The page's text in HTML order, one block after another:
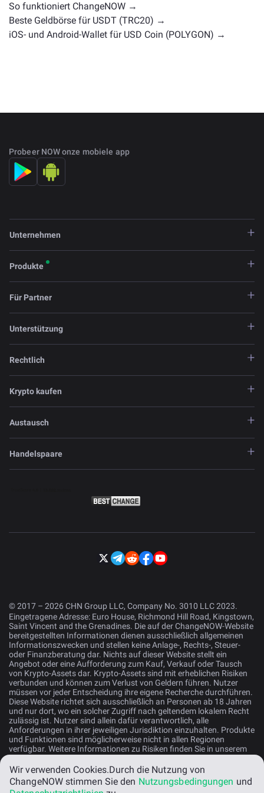
So funktioniert ChangeNOW →
Beste Geldbörse für USDT (TRC20) →
iOS- und Android-Wallet für USD Coin (POLYGON) →
Probeer NOW onze mobiele app
Unternehmen
Produkte
Für Partner
Unterstützung
Rechtlich
Krypto kaufen
Austausch
Handelspaare
© 2017 – 2026 CHN Group LLC, Company No. 3010 LLC 2023.
Eingetragene Adresse: Euro House, Richmond Hill Road, Kingstown,
Saint Vincent and the Grenadines. Die auf der ChangeNOW-Website
bereitgestellten Informationen dienen ausschließlich allgemeinen
Informationszwecken und stellen keine Anlage-, Rechts-, Steuer-
oder Finanzberatung dar. Nichts auf dieser Website stellt ein
Angebot oder eine Aufforderung zum Kauf, Verkauf oder Tausch
von Krypto-Assets dar. Krypto-Assets sind mit erheblichen Risiken
verbunden und können zum Verlust von Geldern führen. Nutzer
müssen vor jeder Entscheidung ihre eigene Recherche durchführen.
Diese Website richtet sich ausschließlich an Personen ab 18 Jahren
und nur dort, wo ein solcher Zugriff nach geltendem lokalem Recht
zulässig ist. Nutzer sind allein dafür verantwortlich, alle
Anforderungen in ihrer jeweiligen Jurisdiktion einzuhalten. Produkte
und Funktionen sind möglicherweise nicht in allen Regionen
verfügbar. Weitere Informationen zu Risiken finden Sie in unserem
Deutsch
Wir verwenden Cookies.Durch die Nutzung von
ChangeNOW stimmen Sie den Nutzungsbedingungen und